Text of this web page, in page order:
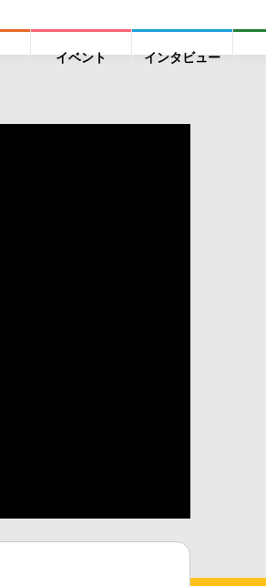
イベント インタビュー